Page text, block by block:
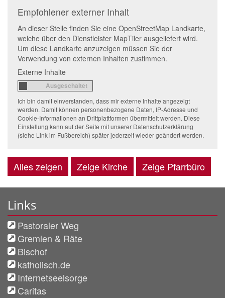
Empfohlener externer Inhalt
An dieser Stelle finden Sie eine OpenStreetMap Landkarte,
welche über den Dienstleister MapTiler ausgeliefert wird.
Um diese Landkarte anzuzeigen müssen Sie der
Verwendung von externen Inhalten zustimmen.
Externe Inhalte
Ich bin damit einverstanden, dass mir externe Inhalte angezeigt
werden. Damit können personenbezogene Daten, IP-Adresse und
Cookie-Informationen an Drittplattformen übermittelt werden. Diese
Einstellung kann auf der Seite mit unserer Datenschutzerklärung
(siehe Link im Fußbereich) später jederzeit wieder geändert werden.
Alles zeigen Zeige Kirche Zeige Pfarrbüro
Links
Pastoraler Weg
Gremien & Räte
Bischof
katholisch.de
Internetseelsorge
Caritas